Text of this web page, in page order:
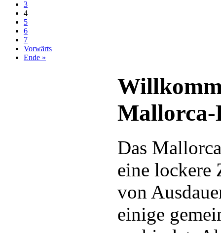
3
4
5
6
7
Vorwärts
Ende »
Mallorca-
Das
eine lockere
von
einige